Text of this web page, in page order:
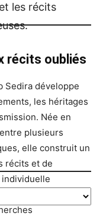
les récits
récits oubliés
Sedira développe
les héritages
Née en
plusieurs
elle construit un
récits et de